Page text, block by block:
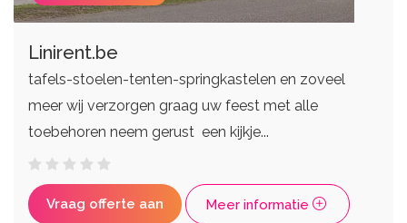
Linirent.be
tafels-stoelen-tenten-springkastelen en zoveel
meer wij verzorgen graag uw feest met alle
toebehoren neem gerust een kijkje...
Vraag offerte aan Meer informatie